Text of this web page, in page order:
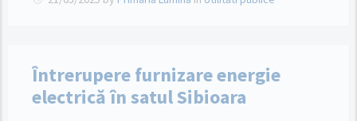
Întrerupere furnizare energie
electrică în satul Sibioara